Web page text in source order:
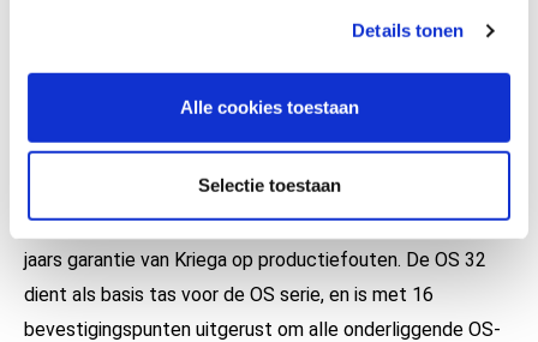
Details tonen
Alle cookies toestaan
Selectie toestaan
uitneembaar en eenvoudig te reinigen. De tas is van
robuust Hypalon in combinatie met 1000D Cordura
inzetten, kevlar webbing en aluminium en Acetal buckles.
Praktisch onverwoestbaar en daarom ook de bekende 10
jaars garantie van Kriega op productiefouten. De OS 32
dient als basis tas voor de OS serie, en is met 16
bevestigingspunten uitgerust om alle onderliggende OS-